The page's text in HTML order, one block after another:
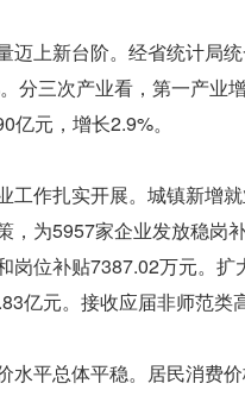
迈上新台阶。经省统计局
分三次产业看，第一产业
亿元，增长2.9%。
工作扎实开展。城镇新增
，为5957家企业发放稳岗
岗位补贴7387.02万元。
亿元。接收应届非师范类
水平总体平稳。居民消费